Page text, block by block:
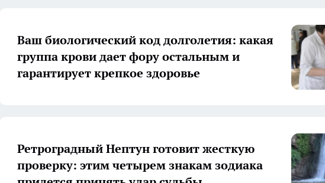
Ваш биологический код долголетия: какая
группа крови дает фору остальным и
гарантирует крепкое здоровье
Ретроградный Нептун готовит жесткую
проверку: этим четырем знакам зодиака